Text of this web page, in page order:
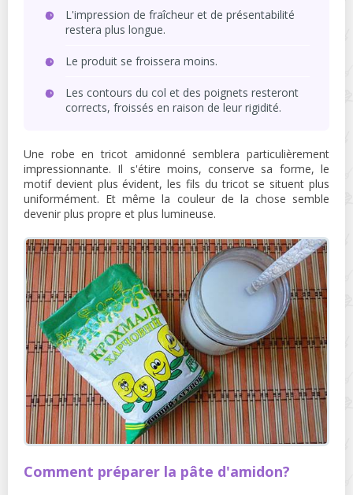
L'impression de fraîcheur et de présentabilité
restera plus longue.
Le produit se froissera moins.
Les contours du col et des poignets resteront
corrects, froissés en raison de leur rigidité.
Une robe en tricot amidonné semblera particulièrement
impressionnante. Il s'étire moins, conserve sa forme, le
motif devient plus évident, les fils du tricot se situent plus
uniformément. Et même la couleur de la chose semble
devenir plus propre et plus lumineuse.
Comment préparer la pâte d'amidon?